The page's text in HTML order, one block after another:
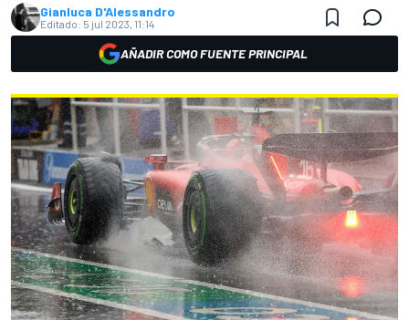
Gianluca D'Alessandro
Editado: 5 jul 2023, 11:14
AÑADIR COMO FUENTE PRINCIPAL